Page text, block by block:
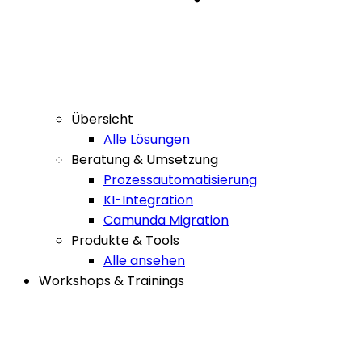
Übersicht
Alle Lösungen
Beratung & Umsetzung
Prozessautomatisierung
KI-Integration
Camunda Migration
Produkte & Tools
Alle ansehen
Workshops & Trainings